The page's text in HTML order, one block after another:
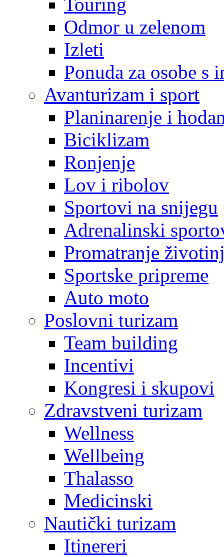
Odmor u zelenom
Izleti
Ponuda za osobe s
Avanturizam i sport
Planinarenje i
Biciklizam
Ronjenje
Lov i ribolov
Sportovi na snijegu
Adrenalinski
Promatranje
Sportske pripreme
Auto moto
Poslovni turizam
Team building
Incentivi
Kongresi i skupovi
Zdravstveni turizam
Wellness
Wellbeing
Thalasso
Medicinski
Nautički turizam
Itinereri